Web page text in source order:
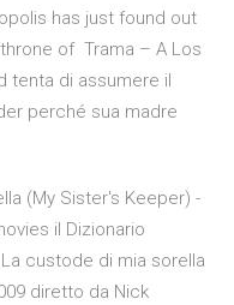
has just found out
of Trama – A Los
tenta di assumere il
perché sua madre
(My Sister's Keeper) -
il Dizionario
custode di mia sorella
diretto da Nick